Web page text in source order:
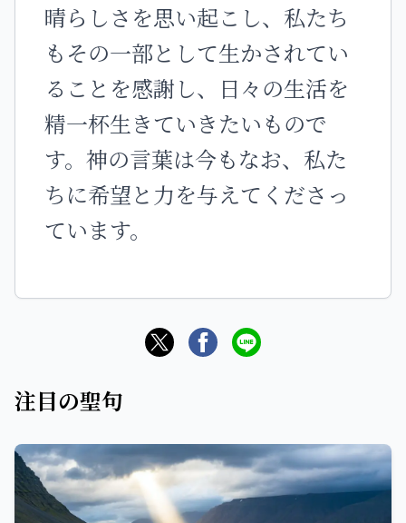
晴らしさを思い起こし、私たち
もその一部として生かされてい
ることを感謝し、日々の生活を
精一杯生きていきたいもので
す。神の言葉は今もなお、私た
ちに希望と力を与えてくださっ
ています。
注目の聖句